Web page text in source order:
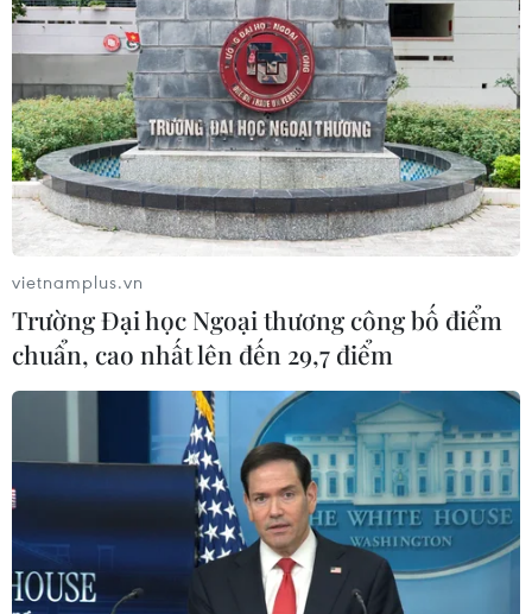
vietnamplus.vn
Trường Đại học Ngoại thương công bố điểm
chuẩn, cao nhất lên đến 29,7 điểm